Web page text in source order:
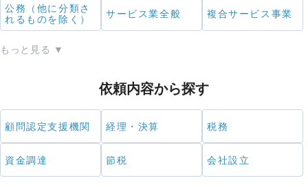
関東
栃木県 群馬県
公務（他に分類さ
れるものを除く）
サービス業全般 複合サービス事業
もっと見る ▼
依頼内容から探す
顧問認定支援機関 経理・決算 税務
資金調達 節税 会社設立